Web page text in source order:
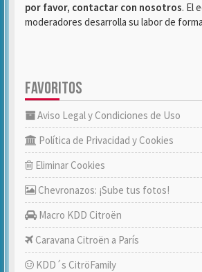
por favor, contactar con nosotros. El
moderadores desarrolla su labor de
FAVORITOS
Aviso Legal y Condiciones de Uso
Política de Privacidad y Cookies
Eliminar Cookies
Chevronazos: ¡Sube tus fotos!
Macro KDD Citroën
Caravana Citroën a París
KDD´s CitröFamily